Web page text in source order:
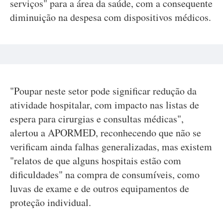
serviços" para a área da saúde, com a consequente
diminuição na despesa com dispositivos médicos.
"Poupar neste setor pode significar redução da
atividade hospitalar, com impacto nas listas de
espera para cirurgias e consultas médicas",
alertou a APORMED, reconhecendo que não se
verificam ainda falhas generalizadas, mas existem
"relatos de que alguns hospitais estão com
dificuldades" na compra de consumíveis, como
luvas de exame e de outros equipamentos de
proteção individual.